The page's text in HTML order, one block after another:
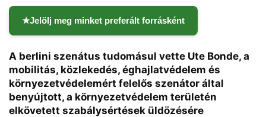
★Jelölj meg minket preferált forrásként
A berlini szenátus tudomásul vette Ute Bonde, a
mobilitás, közlekedés, éghajlatvédelem és
környezetvédelemért felelős szenátor által
benyújtott, a környezetvédelem területén
elkövetett szabálysértések üldözésére